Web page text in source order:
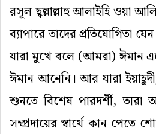
রসূল ছ্বল্লাল্লাহু আলাইহি ওয়া
ব্যাপারে তাদের প্রতিযোগিতা
যারা মুখে বলে (আমরা) ঈমান
ঈমান আনেনি। আর যারা
শুনতে বিশেষ পারদর্শী,
সম্প্রদায়ের স্বার্থে কান পেতে